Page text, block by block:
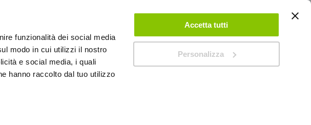
funzionalità dei social media
modo in cui utilizzi il nostro
e social media, i quali
hanno raccolto dal tuo utilizzo
Accetta tutti
Personalizza
ACCEDI CREA UN ACCOUNT CONTATTACI